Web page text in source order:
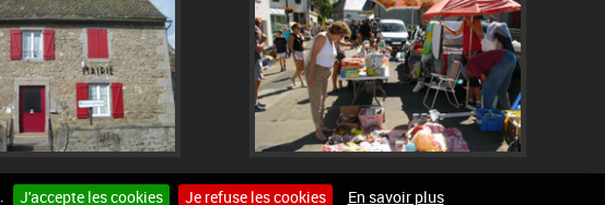
J'accepte les cookies Je refuse les cookies En savoir plus